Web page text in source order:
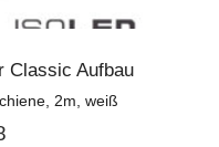
Classic Aufbau
2m, weiß